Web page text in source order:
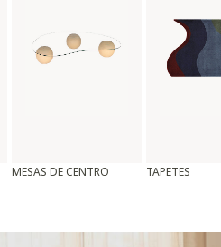
MESAS DE CENTRO TAPETES